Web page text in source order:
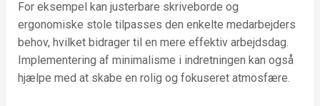
For eksempel kan justerbare skriveborde og
ergonomiske stole tilpasses den enkelte medarbejders
behov, hvilket bidrager til en mere effektiv arbejdsdag.
Implementering af minimalisme i indretningen kan også
hjælpe med at skabe en rolig og fokuseret atmosfære.